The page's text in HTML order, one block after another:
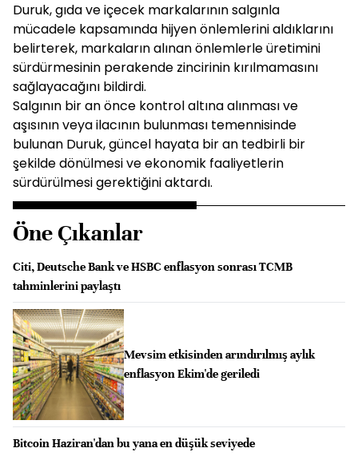
Duruk, gıda ve içecek markalarının salgınla
mücadele kapsamında hijyen önlemlerini aldıklarını
belirterek, markaların alınan önlemlerle üretimini
sürdürmesinin perakende zincirinin kırılmamasını
sağlayacağını bildirdi.
Salgının bir an önce kontrol altına alınması ve
aşısının veya ilacının bulunması temennisinde
bulunan Duruk, güncel hayata bir an tedbirli bir
şekilde dönülmesi ve ekonomik faaliyetlerin
sürdürülmesi gerektiğini aktardı.
Öne Çıkanlar
Citi, Deutsche Bank ve HSBC enflasyon sonrası TCMB
tahminlerini paylaştı
Mevsim etkisinden arındırılmış aylık
enflasyon Ekim'de geriledi
Bitcoin Haziran'dan bu yana en düşük seviyede